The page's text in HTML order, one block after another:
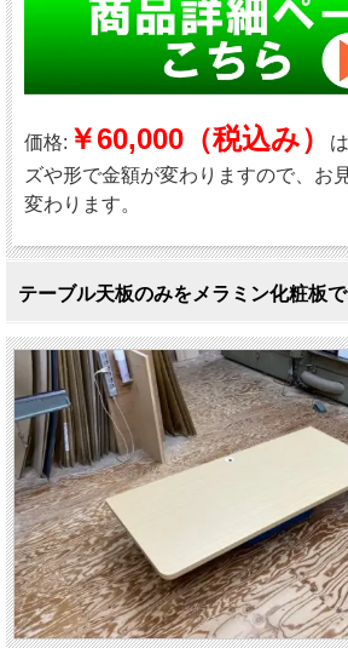
価格: ￥60,000（税込み）
ズや形で金額が変わりますので、お
変わります。
テーブル天板のみをメラミン化粧板